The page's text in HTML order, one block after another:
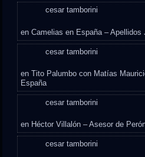
cesar tamborini
enCamelias en España – Apellidos
cesar tamborini
enTito Palumbo con Matías
España
cesar tamborini
en Héctor Villalón – Asesor de
cesar tamborini